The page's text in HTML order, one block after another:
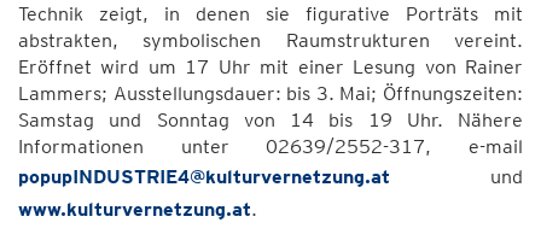
Technik zeigt, in denen sie figurative Porträts mit
abstrakten, symbolischen Raumstrukturen vereint.
Eröffnet wird um 17 Uhr mit einer Lesung von Rainer
Lammers; Ausstellungsdauer: bis 3. Mai; Öffnungszeiten:
Samstag und Sonntag von 14 bis 19 Uhr. Nähere
Informationen unter 02639/2552-317, e-mail
popupINDUSTRIE4@kulturvernetzung.at und
www.kulturvernetzung.at.